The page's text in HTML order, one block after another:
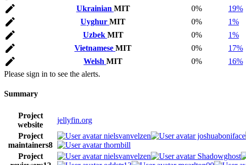
Ukrainian MIT 0% 19%
Uyghur MIT 0% 1%
Uzbek MIT 0% 1%
Vietnamese MIT 0% 17%
Welsh MIT 0% 16%
Please sign in to see the alerts.
Summary
Project
website
jellyfin.org
Project
maintainers8
nielsvanvelzen joshuaboniface
thornbill
Project
nielsvanvelzen Shadowghost